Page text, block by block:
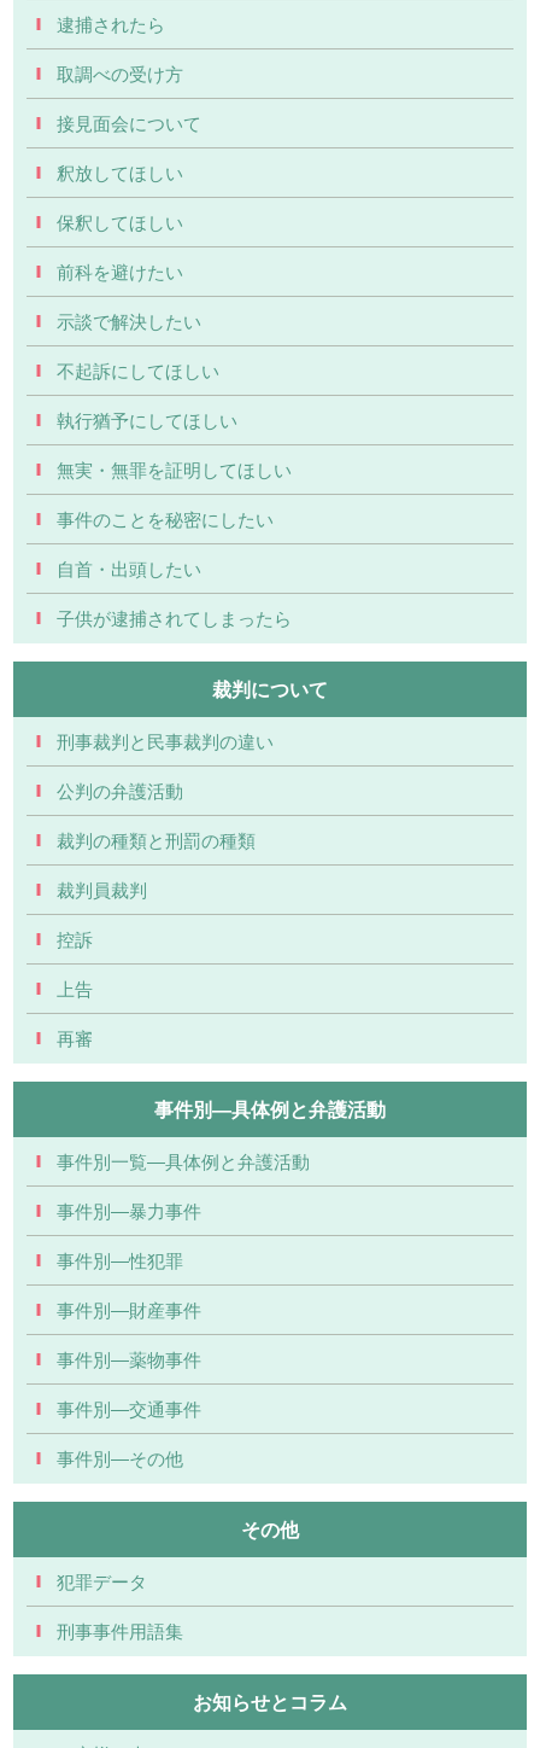
逮捕されたら
取調べの受け方
接見面会について
釈放してほしい
保釈してほしい
前科を避けたい
示談で解決したい
不起訴にしてほしい
執行猶予にしてほしい
無実・無罪を証明してほしい
事件のことを秘密にしたい
自首・出頭したい
子供が逮捕されてしまったら
裁判について
刑事裁判と民事裁判の違い
公判の弁護活動
裁判の種類と刑罰の種類
裁判員裁判
控訴
上告
再審
事件別―具体例と弁護活動
事件別一覧―具体例と弁護活動
事件別―暴力事件
事件別―性犯罪
事件別―財産事件
事件別―薬物事件
事件別―交通事件
事件別―その他
その他
犯罪データ
刑事事件用語集
お知らせとコラム